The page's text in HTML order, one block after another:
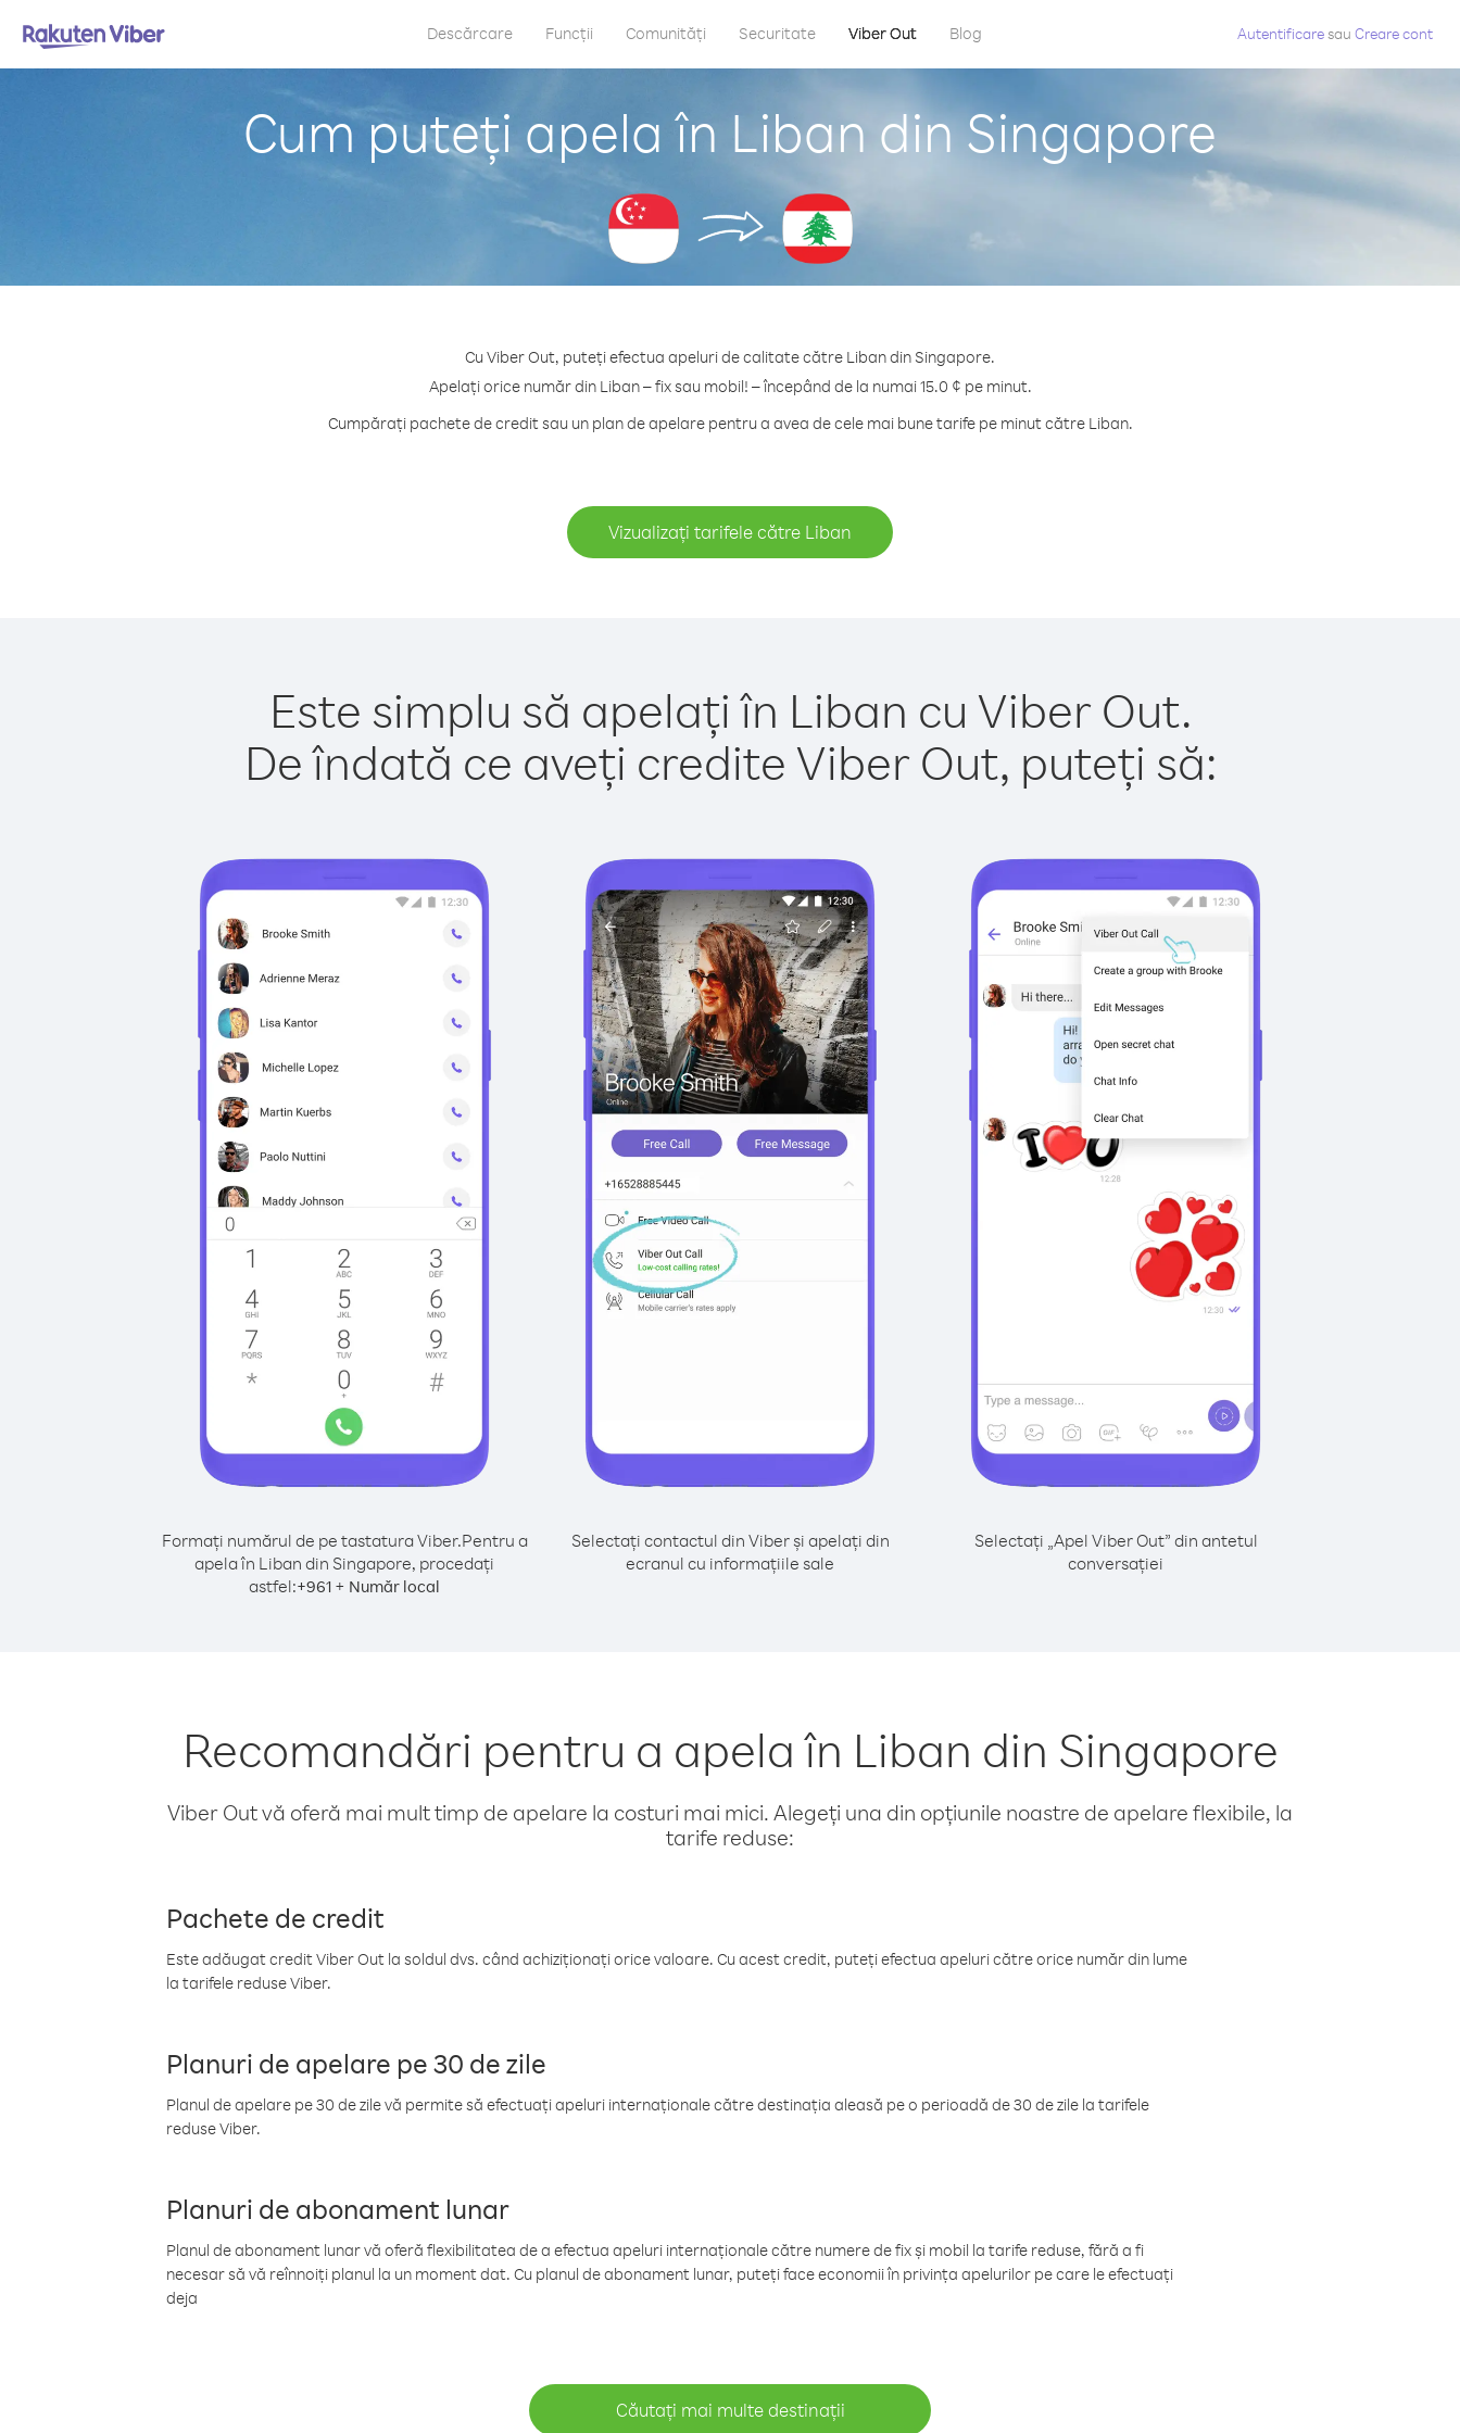
Descărcare Funcții Comunități Securitate Viber Out Blog Autentificaresau Creare cont
Cum puteți apela în Liban din Singapore
Cu Viber Out, puteți efectua apeluri de calitate către Liban din Singapore.
Apelați orice număr din Liban – fix sau mobil! – începând de la numai 15.0 ¢ pe minut.
Cumpărați pachete de credit sau un plan de apelare pentru a avea de cele mai bune tarife pe minut către Liban.
Vizualizați tarifele către Liban
Este simplu să apelați în Liban cu Viber Out.
De îndată ce aveți credite Viber Out, puteți să:
Formați numărul de pe tastatura Viber.Pentru a
apela în Liban din Singapore, procedați
astfel:+961 + Număr local
Selectați contactul din Viber și apelați din
ecranul cu informațiile sale
Selectați „Apel Viber Out” din antetul
conversației
Recomandări pentru a apela în Liban din Singapore
Viber Out vă oferă mai mult timp de apelare la costuri mai mici. Alegeți una din opțiunile noastre de apelare flexibile, la
tarife reduse:
Pachete de credit
Este adăugat credit Viber Out la soldul dvs. când achiziționați orice valoare. Cu acest credit, puteți efectua apeluri către orice număr din lume
la tarifele reduse Viber.
Planuri de apelare pe 30 de zile
Planul de apelare pe 30 de zile vă permite să efectuați apeluri internaționale către destinația aleasă pe o perioadă de 30 de zile la tarifele
reduse Viber.
Planuri de abonament lunar
Planul de abonament lunar vă oferă flexibilitatea de a efectua apeluri internaționale către numere de fix și mobil la tarife reduse, fără a fi
necesar să vă reînnoiți planul la un moment dat. Cu planul de abonament lunar, puteți face economii în privința apelurilor pe care le efectuați
deja
Căutați mai multe destinații